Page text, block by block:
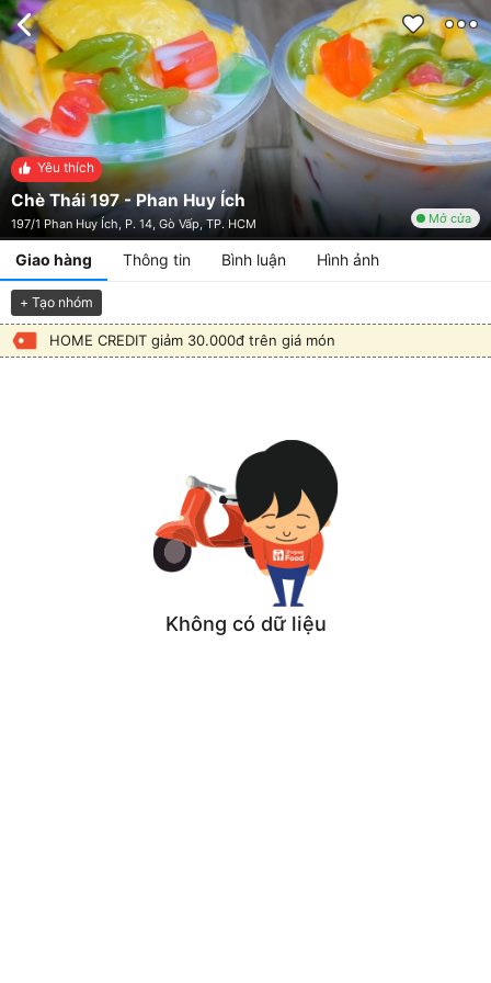
Yêu thích
Chè Thái 197 - Phan Huy Ích
197/1 Phan Huy Ích, P. 14, Gò Vấp, TP. HCM Mở cửa
Giao hàng Thông tin Bình luận Hình ảnh
+ Tạo nhóm
HOME CREDIT giảm 30.000đ trên giá món
Không có dữ liệu